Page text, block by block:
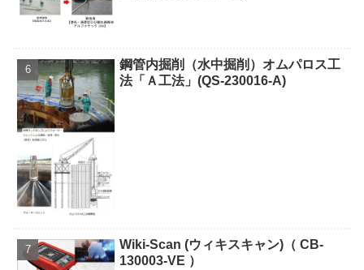
鋼管内掘削（水中掘削）オムパロス工
法「Ａ工法」(QS-230016-A)
Wiki-Scan (ウィキスキャン)（ CB-
130003-VE ）